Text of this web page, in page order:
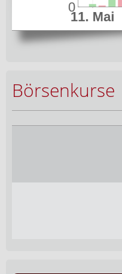
Börsenkurse